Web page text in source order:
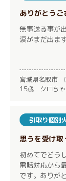
ありがとうご
無事送る事が
涙がまだ出ま
宮城県名取市
15歳 クロちゃ
引取り個別
思うを受け取
初めてでどう
電話対応から
です。ありが